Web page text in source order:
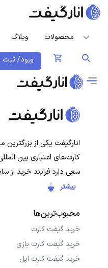
محصولات وبلاگ
ورود/ ثبت
انارگیفت یکی از
کارت‌های اعتباری بین
سعی دارد فرایند خرید از
کاربران ایرانی ساده‌تر
کاربران با خیال راحت
کنند.
بیشتر
محبوب‌ترین‌ها
خرید گیفت کارت
خرید گیفت کارت بازی
خرید گیفت کارت اپل